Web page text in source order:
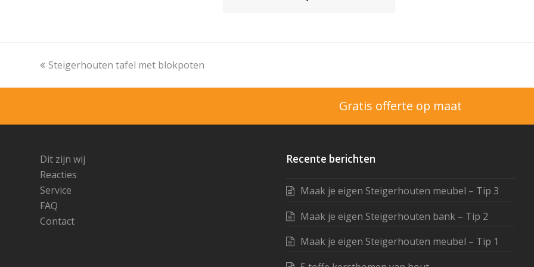
Vorige
Steigerhouten tafel met blokpoten
Gratis offerte op maat
Dit zijn wij
Reacties
Service
FAQ
Contact
Recente berichten
Maak je eigen Steigerhouten meubel – Tip 3
Maak je eigen Steigerhouten bank – Tip 2
Maak je eigen Steigerhouten meubel – Tip 1